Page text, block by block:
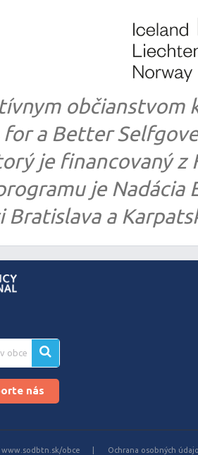
občianstvom
a Better
je financovaný z
je
Bratislava a
nás
www.sodbtn.sk/obce
Ochrana osobných